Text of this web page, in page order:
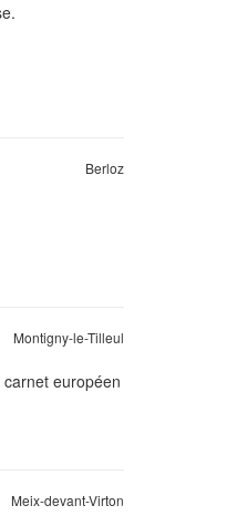
Berloz
Montigny-le-Tilleul
européen
Meix-devant-Virton